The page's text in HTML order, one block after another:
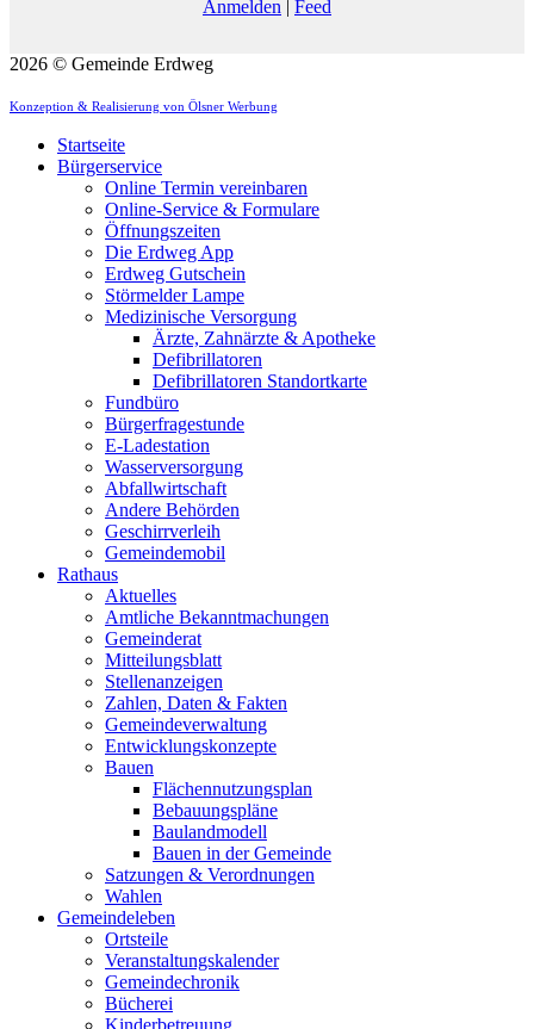
Anmelden | Feed
2026 © Gemeinde Erdweg
Konzeption & Realisierung von Ölsner Werbung
Startseite
Bürgerservice
Online Termin vereinbaren
Online-Service & Formulare
Öffnungszeiten
Die Erdweg App
Erdweg Gutschein
Störmelder Lampe
Medizinische Versorgung
Ärzte, Zahnärzte & Apotheke
Defibrillatoren
Defibrillatoren Standortkarte
Fundbüro
Bürgerfragestunde
E-Ladestation
Wasserversorgung
Abfallwirtschaft
Andere Behörden
Geschirrverleih
Gemeindemobil
Rathaus
Aktuelles
Amtliche Bekanntmachungen
Gemeinderat
Mitteilungsblatt
Stellenanzeigen
Zahlen, Daten & Fakten
Gemeindeverwaltung
Entwicklungskonzepte
Bauen
Flächennutzungsplan
Bebauungspläne
Baulandmodell
Bauen in der Gemeinde
Satzungen & Verordnungen
Wahlen
Gemeindeleben
Ortsteile
Veranstaltungskalender
Gemeindechronik
Bücherei
Kinderbetreuung